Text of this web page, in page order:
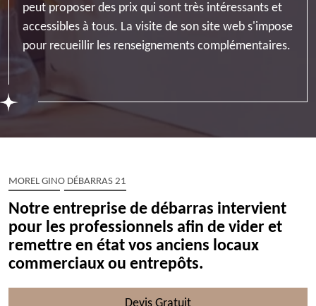
peut proposer des prix qui sont très intéressants et
accessibles à tous. La visite de son site web s'impose
pour recueillir les renseignements complémentaires.
MOREL GINO DÉBARRAS 21
Notre entreprise de débarras intervient
pour les professionnels afin de vider et
remettre en état vos anciens locaux
commerciaux ou entrepôts.